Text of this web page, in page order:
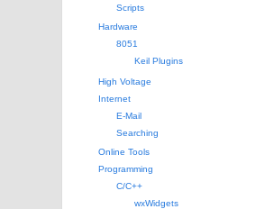
Scripts
Hardware
8051
Keil Plugins
High Voltage
Internet
E-Mail
Searching
Online Tools
Programming
C/C++
wxWidgets